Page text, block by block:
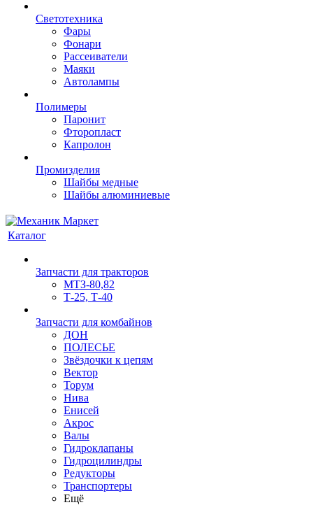
Светотехника
Фары
Фонари
Рассеиватели
Маяки
Автолампы
Полимеры
Паронит
Фторопласт
Капролон
Промизделия
Шайбы медные
Шайбы алюминиевые
Каталог
Запчасти для тракторов
МТЗ-80,82
Т-25, Т-40
Запчасти для комбайнов
ДОН
ПОЛЕСЬЕ
Звёздочки к цепям
Вектор
Торум
Нива
Енисей
Акрос
Валы
Гидроклапаны
Гидроцилиндры
Редукторы
Транспортеры
Ещё